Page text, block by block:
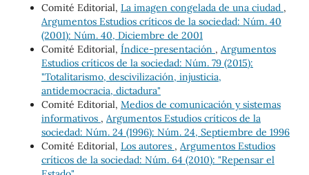
Comité Editorial, La imagen congelada de una ciudad ,
Argumentos Estudios críticos de la sociedad: Núm. 40
(2001): Núm. 40, Diciembre de 2001
Comité Editorial, Índice-presentación , Argumentos
Estudios críticos de la sociedad: Núm. 79 (2015):
"Totalitarismo, descivilización, injusticia,
antidemocracia, dictadura"
Comité Editorial, Medios de comunicación y sistemas
informativos , Argumentos Estudios críticos de la
sociedad: Núm. 24 (1996): Núm. 24, Septiembre de 1996
Comité Editorial, Los autores , Argumentos Estudios
críticos de la sociedad: Núm. 64 (2010): "Repensar el